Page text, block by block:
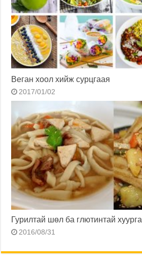
Веган хоол хийж сурцгаая
2017/01/02
Гурилтай шөл ба глютинтай хуурга
2016/08/31